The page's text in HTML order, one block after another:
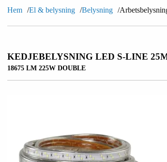
Hem El & belysning Belysning
KEDJEBELYSNING LED S-LINE
18675 LM 225W DOUBLE